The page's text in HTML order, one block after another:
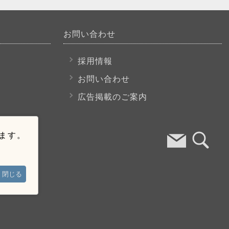
。
閉じる
お問い合わせ
採用情報
お問い合わせ
広告掲載のご案内